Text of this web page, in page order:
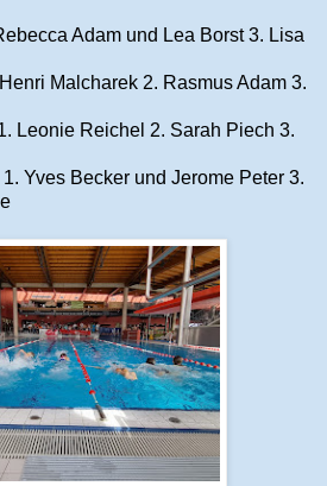
Adam und Lea Borst 3. Lisa
Malcharek 2. Rasmus Adam 3.
Leonie Reichel 2. Sarah Piech 3.
Yves Becker und Jerome Peter 3.